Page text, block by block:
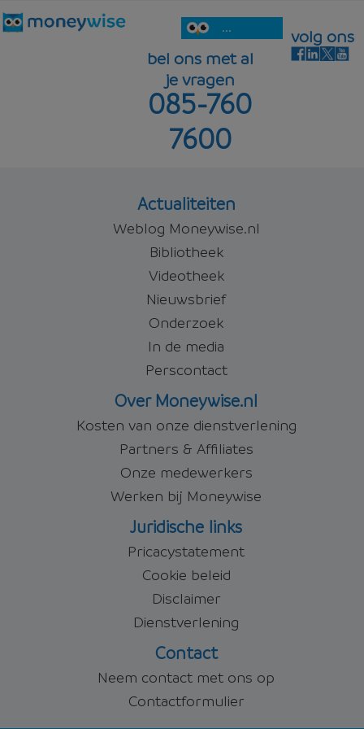
...
bel ons met al
je vragen
085-760
7600
volg ons
Actualiteiten
Weblog Moneywise.nl
Bibliotheek
Videotheek
Nieuwsbrief
Onderzoek
In de media
Perscontact
Over Moneywise.nl
Kosten van onze dienstverlening
Partners & Affiliates
Onze medewerkers
Werken bij Moneywise
Juridische links
Pricacystatement
Cookie beleid
Disclaimer
Dienstverlening
Contact
Neem contact met ons op
Contactformulier